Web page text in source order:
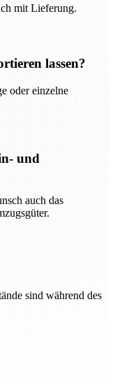
mit Lieferung.
lassen?
oder einzelne
und
auch das
sind während des